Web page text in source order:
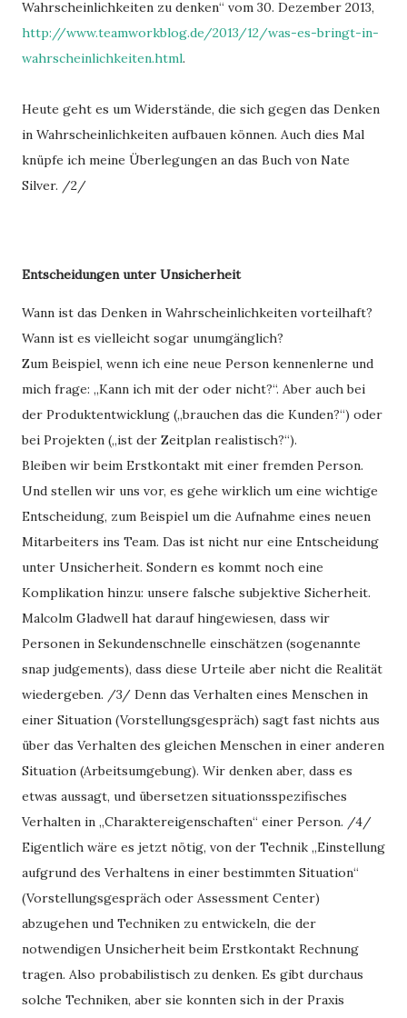
Wahrscheinlichkeiten zu denken“ vom 30. Dezember 2013,
http://www.teamworkblog.de/2013/12/was-es-bringt-in-
wahrscheinlichkeiten.html.
Heute geht es um Widerstände, die sich gegen das Denken
in Wahrscheinlichkeiten aufbauen können. Auch dies Mal
knüpfe ich meine Überlegungen an das Buch von Nate
Silver. /2/
Entscheidungen unter Unsicherheit
Wann ist das Denken in Wahrscheinlichkeiten vorteilhaft?
Wann ist es vielleicht sogar unumgänglich?
Zum Beispiel, wenn ich eine neue Person kennenlerne und
mich frage: „Kann ich mit der oder nicht?“. Aber auch bei
der Produktentwicklung („brauchen das die Kunden?“) oder
bei Projekten („ist der Zeitplan realistisch?“).
Bleiben wir beim Erstkontakt mit einer fremden Person.
Und stellen wir uns vor, es gehe wirklich um eine wichtige
Entscheidung, zum Beispiel um die Aufnahme eines neuen
Mitarbeiters ins Team. Das ist nicht nur eine Entscheidung
unter Unsicherheit. Sondern es kommt noch eine
Komplikation hinzu: unsere falsche subjektive Sicherheit.
Malcolm Gladwell hat darauf hingewiesen, dass wir
Personen in Sekundenschnelle einschätzen (sogenannte
snap judgements), dass diese Urteile aber nicht die Realität
wiedergeben. /3/ Denn das Verhalten eines Menschen in
einer Situation (Vorstellungsgespräch) sagt fast nichts aus
über das Verhalten des gleichen Menschen in einer anderen
Situation (Arbeitsumgebung). Wir denken aber, dass es
etwas aussagt, und übersetzen situationsspezifisches
Verhalten in „Charaktereigenschaften“ einer Person. /4/
Eigentlich wäre es jetzt nötig, von der Technik „Einstellung
aufgrund des Verhaltens in einer bestimmten Situation“
(Vorstellungsgespräch oder Assessment Center)
abzugehen und Techniken zu entwickeln, die der
notwendigen Unsicherheit beim Erstkontakt Rechnung
tragen. Also probabilistisch zu denken. Es gibt durchaus
solche Techniken, aber sie konnten sich in der Praxis